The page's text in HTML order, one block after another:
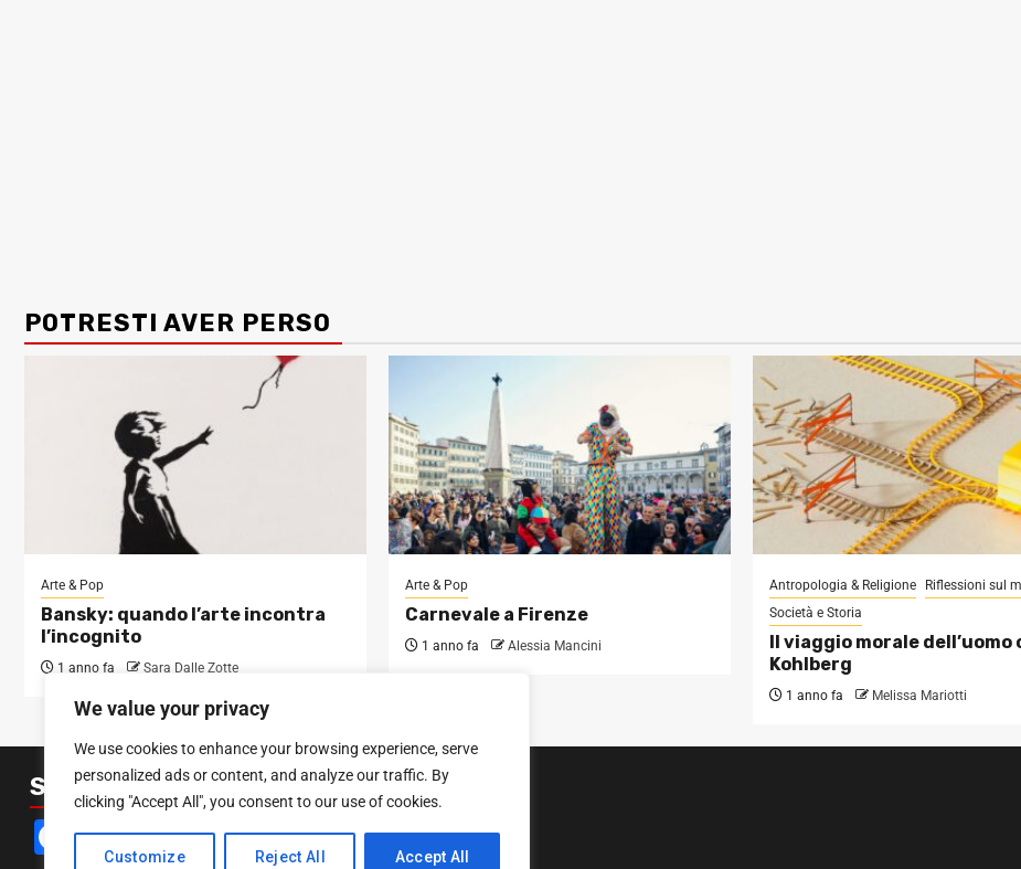
We value your privacy
We use cookies to enhance your browsing experience, serve
personalized ads or content, and analyze our traffic. By
clicking "Accept All", you consent to our use of cookies.
Customize Reject All Accept All
POTRESTI AVER PERSO
Arte & Pop
Bansky: quando l’arte incontra
l’incognito
1 anno fa Sara Dalle Zotte
Arte & Pop
Carnevale a Firenze
1 anno fa Alessia Mancini
Antropologia & Religione
Riflessioni sul
Società e Storia
Il viaggio morale dell’uomo
Kohlberg
1 anno fa Melissa Mariotti
SEGUICI SUI SOCIAL
Facebook
Instagram
YouTube